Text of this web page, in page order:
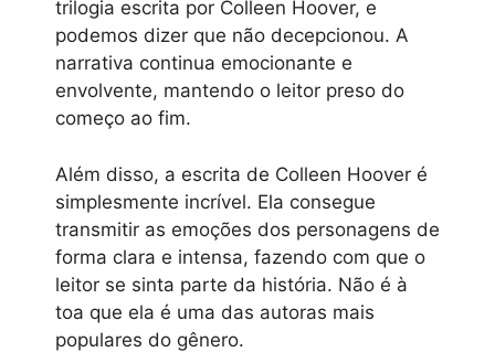
trilogia escrita por Colleen Hoover, e
podemos dizer que não decepcionou. A
narrativa continua emocionante e
envolvente, mantendo o leitor preso do
começo ao fim.
Além disso, a escrita de Colleen Hoover é
simplesmente incrível. Ela consegue
transmitir as emoções dos personagens de
forma clara e intensa, fazendo com que o
leitor se sinta parte da história. Não é à
toa que ela é uma das autoras mais
populares do gênero.